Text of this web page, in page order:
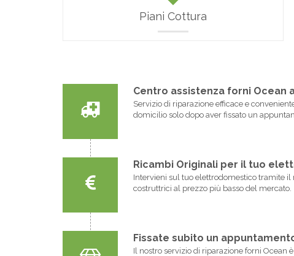
Piani Cottura
Centro assistenza forni Ocean
Servizio di riparazione efficace e
domicilio solo dopo aver fissato un
Ricambi Originali per il tuo
Intervieni sul tuo elettrodomestico tramite il
costruttrici al prezzo più basso del mercato.
Fissate subito un
Il nostro servizio di riparazione forni Ocean